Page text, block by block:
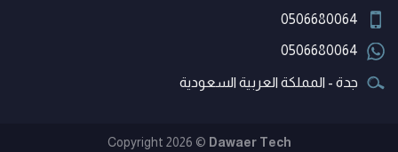
0506680064
0506680064
جدة - المملكة العربية السعودية
Copyright 2026 © Dawaer Tech